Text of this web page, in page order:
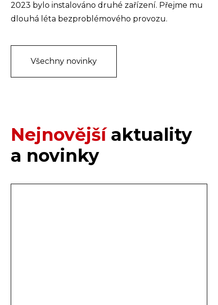
2023 bylo instalováno druhé zařízení. Přejme mu
dlouhá léta bezproblémového provozu.
Všechny novinky
Nejnovějšíaktuality
a novinky